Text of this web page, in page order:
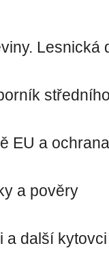
Lesnická
EU a
a pověry
a další kytovci